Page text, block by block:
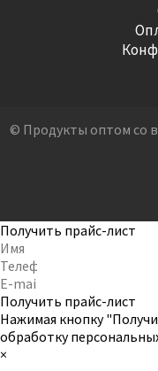
© Продукты оптом со
Получить прайс-лист
Получить прайс-лист
Нажимая кнопку
обработку
×